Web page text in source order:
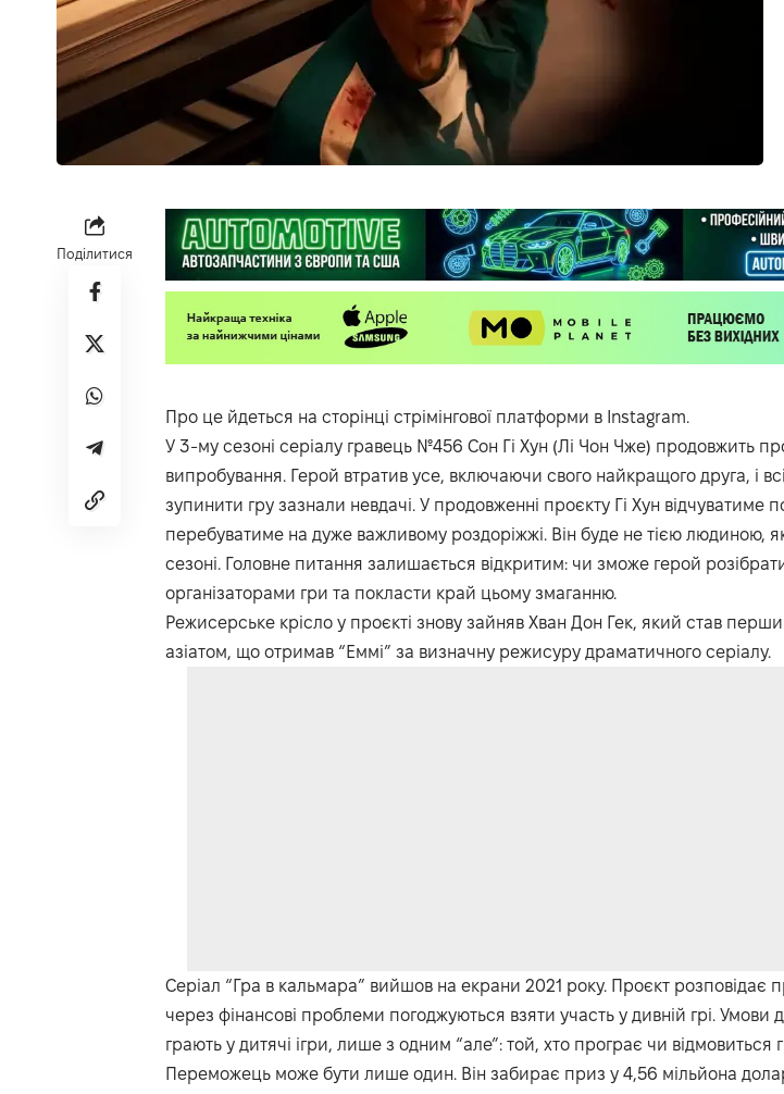
Поділитися
Про це йдеться на сторінці стрімінгової платформи в Instagram.
У 3-му сезоні серіалу гравець №456 Сон Гі Хун (Лі Чон Чже) продовжить
випробування. Герой втратив усе, включаючи свого найкращого друга, і
зупинити гру зазнали невдачі. У продовженні проєкту Гі Хун відчуватиме
перебуватиме на дуже важливому роздоріжжі. Він буде не тією людиною,
сезоні. Головне питання залишається відкритим: чи зможе герой
організаторами гри та покласти край цьому змаганню.
Режисерське крісло у проєкті знову зайняв Хван Дон Гек, який став
азіатом, що отримав “Еммі” за визначну режисуру драматичного серіалу.
Серіал “Гра в кальмара” вийшов на екрани 2021 року. Проєкт розповідає
через фінансові проблеми погоджуються взяти участь у дивній грі. Умови
грають у дитячі ігри, лише з одним “але”: той, хто програє чи відмовиться
Переможець може бути лише один. Він забирає приз у 4,56 мільйона